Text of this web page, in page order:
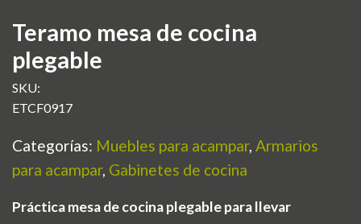
Teramo mesa de cocina
plegable
SKU:
ETCF0917
Categorías: Muebles para acampar, Armarios
para acampar, Gabinetes de cocina
Práctica mesa de cocina plegable para llevar